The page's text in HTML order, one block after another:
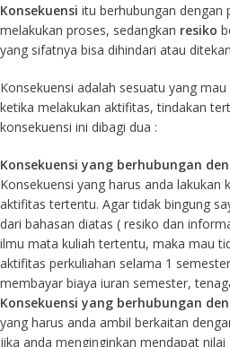
Konsekuensi itu berhubungan dengan
melakukan proses, sedangkan resiko
yang sifatnya bisa dihindari atau
Konsekuensi adalah sesuatu yang
ketika melakukan aktifitas, tindakan
konsekuensi ini dibagi dua :
Konsekuensi yang berhubungan
Konsekuensi yang harus anda lakukan
aktifitas tertentu. Agar tidak bingung
dari bahasan diatas ( resiko dan
ilmu mata kuliah tertentu, maka mau
aktifitas perkuliahan selama 1
membayar biaya iuran semester,
Konsekuensi yang berhubungan
yang harus anda ambil berkaitan
jika anda menginginkan mendapat